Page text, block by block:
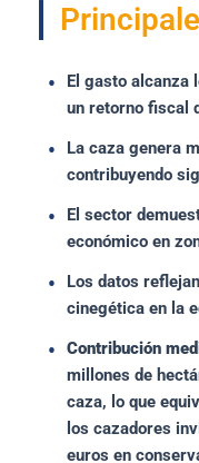
El gasto alcanza
un retorno fiscal
La caza genera
contribuyendo
El sector
económico en
Los datos
cinegética en la
Contribución
millones de
caza, lo que
los cazadores
euros en